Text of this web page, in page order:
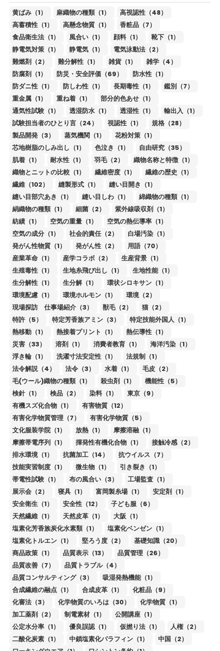
黄ばみ（1） 麻織物の種類（1）
高視認性（48）
高蓄積性（1）
高懸念物質（1）
香粧品（7）
食品衛生法（1）
風合い（1） 顔料（1）
靴下（1）
静電気対策（1）
静電気（1）
電気泳動法（2）
難燃剤（2）
難分解性（1） 雑貨（1）
雑学（4）
防腐剤（1）
防災・安全評価（69）
防水性（1）
防ダニ性（1）
防しわ性（1） 長期毒性（1）
鑑別（7）
重金属（1）
重ね着（1）
部分的色あせ（1）
通気性試験（1）
透湿防水（1） 透湿性（1）
輸出入（1）
試験担当者のひとり言（24）
視認性（1）
規格（28）
製品開発（3）
蒸気機関（1）
花粉対策（1）
芯地樹脂のしみ出し（1）
色泣き（1）
自由研究（35）
肌着（1）
耐水性（1） 羽毛（2）
織物名称と特徴（1）
織物とニットの比較（1）
繊維密度（1）
繊維の歴史（1）
繊維（102）
縫製形式（1）
縫い目開き（1）
縫い目部穴あき（1）
縫い目しわ（1）
綿織物の種類（1）
絹織物の種類（1）
細菌（2）
紫外線吸収剤（1）
紡績（1）
空気の重量（1）
空気の熱伝導率（1）
空気の成分（1）
社会的責任（2）
白場汚染（1）
発がん性物質（1）
発がん性（2）
用語（70）
産業革命（1）
産学コラボ（2）
生産背景（1）
生殖毒性（1）
生地糸飛び出し（1）
生地性能（1）
生分解性（1）
生分解（1）
環状シロキサン（1）
環境配慮（1）
環境ホルモン（1）
環境（2）
現場探訪 仕事場紹介（3）
獣毛（2）
猫（2）
特許（5）
特定芳香族アミン（3）
特定技能外国人（1）
熱移動（1）
熱接着プリント（1）
熱伝導性（1）
災害（33）
溶剤（1） 消費者教育（1）
海洋汚染（1）
浮き輪（1）
洗濯寸法安定性（1）
法規制（1）
法令解説（4）
法令（3） 水着（1）
毛皮（2）
毛(ウール)織物の種類（1）
殺虫剤（1）
機能性（5）
検針（1）
検品（2） 染料（1）
東京（9）
有機スズ化合物（1）
有害物質（12）
有害化学物質管理（7）
有害化学物質（5）
文化服装学院（1）
放熱（1）
摩擦溶融（1）
摩擦帯電序列（1）
揮発性有機化合物（1）
接触冷感（2）
排水環境（1）
抗菌加工（14）
抗ウイルス（7）
技能実習制度（1）
微生物（1）
引き裂き（1）
帯電性試験（1）
布の風合い（3）
工場監査（1）
展示会（2）
寝具（1） 富岡製糸場（1）
安定剤（1）
安全衛生（1）
安全性（12）
子ども服（6）
天然繊維（1）
天然皮革（1）
大阪（1）
塩素化芳香族炭化水素類（1）
塩素化ベンゼン（1）
塩素化トルエン（1）
堅ろう度（2）
基礎知識（20）
商品政策（1）
品質表示（13）
品質管理（26）
品質改善（7）
品質トラブル（4）
品質コンサルティング（3）
吸湿発熱機能（1）
合成繊維の融点（1）
合成皮革（1）
化粧品（9）
化審法（3）
化学物質のいろは（30）
化学物質（1）
加工薬剤（2）
制電素材（1）
公開講座（1）
公定水分率（1）
優良誤認（1） 仮撚り法（1）
人権（2）
二酸化炭素（1）
中鎖塩素化パラフィン（1）
中国（2）